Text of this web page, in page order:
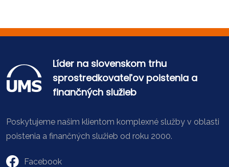
Líder na slovenskom trhu
sprostredkovateľov poistenia a
finančných služieb
Poskytujeme našim klientom komplexné služby v oblasti
poistenia a finančných služieb od roku 2000.
Facebook